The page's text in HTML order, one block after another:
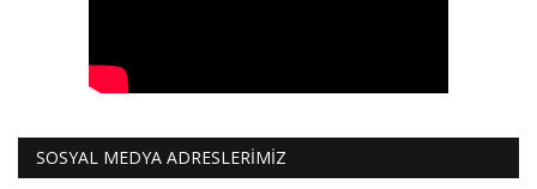
SOSYAL MEDYA ADRESLERİMİZ